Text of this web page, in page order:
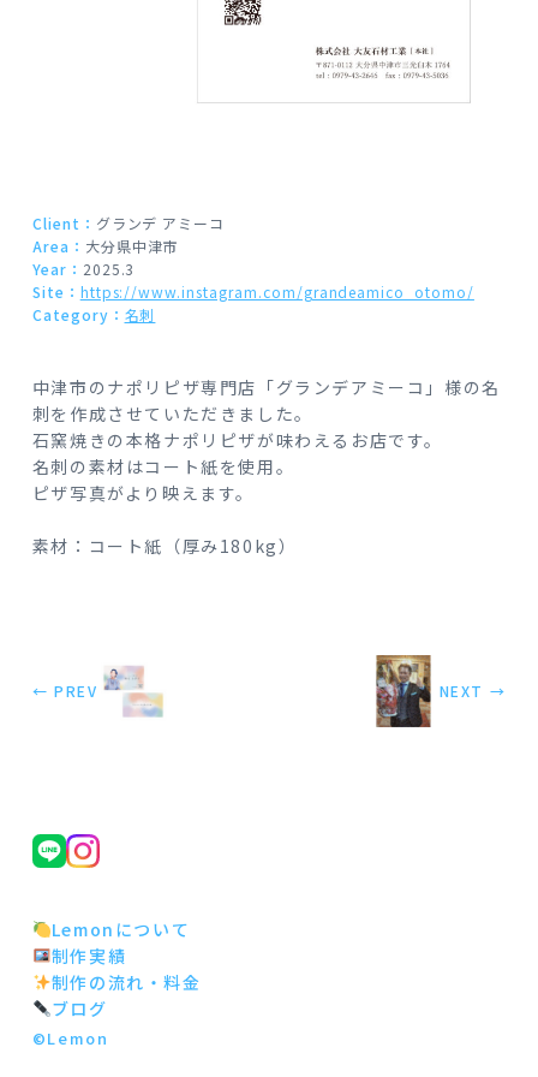
Client： グランデ アミーコ
Area： 大分県中津市
Year： 2025.3
Site： https://www.instagram.com/grandeamico_otomo/
Category： 名刺
中津市のナポリピザ専門店「グランデアミーコ」様の名
刺を作成させていただきました。
石窯焼きの本格ナポリピザが味わえるお店です。
名刺の素材はコート紙を使用。
ピザ写真がより映えます。
素材：コート紙（厚み180kg）
← PREV NEXT →
Lemonについて
制作実績
制作の流れ・料金
ブログ
©Lemon